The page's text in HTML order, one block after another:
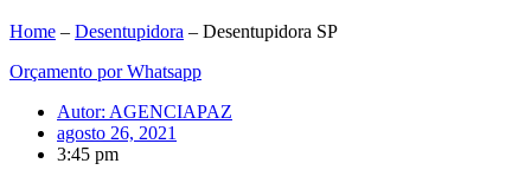
Home – Desentupidora – Desentupidora SP
Orçamento por Whatsapp
Autor: AGENCIAPAZ
agosto 26, 2021
3:45 pm